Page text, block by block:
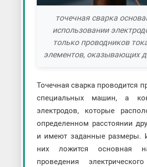
точечная сварка
использовании
только проводников
элементов, оказывающих
Точечная сварка проводится
специальных машин, а
электродов, которые
определенном расстоянии
и имеют заданные размеры.
них ложится основная
проведения